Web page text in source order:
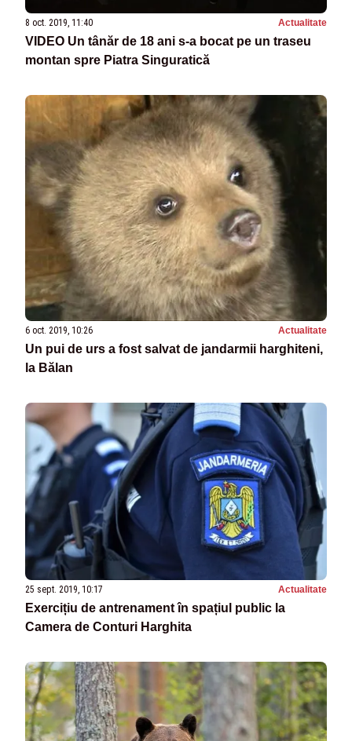
8 oct. 2019, 11:40 Actualitate
VIDEO Un tânăr de 18 ani s-a bocat pe un traseu
montan spre Piatra Singuratică
6 oct. 2019, 10:26 Actualitate
Un pui de urs a fost salvat de jandarmii harghiteni,
la Bălan
25 sept. 2019, 10:17 Actualitate
Exercițiu de antrenament în spațiul public la
Camera de Conturi Harghita